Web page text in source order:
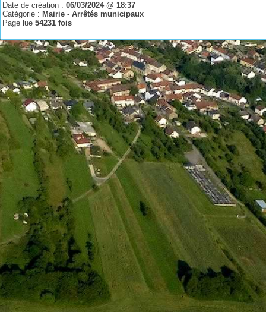
Date de création :06/03/2024 @ 18:37
Catégorie : Mairie - Arrêtés municipaux
Page lue54231 fois